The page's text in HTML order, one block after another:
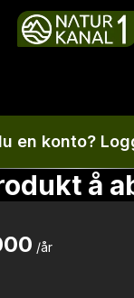
en konto?
å
/år